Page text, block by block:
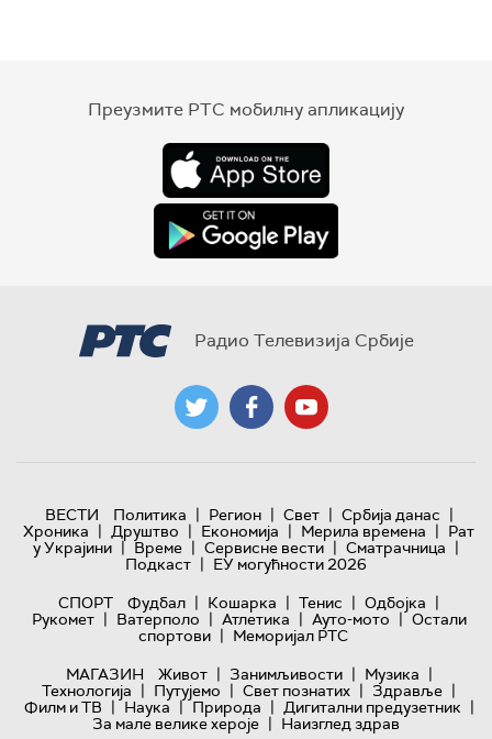
Преузмите РТС мобилну апликацију
Радио Телевизија Србије
ВЕСТИ Политика | Регион | Свет | Србија данас |
Хроника | Друштво | Економија | Мерила времена | Рат
у Украјини | Време | Сервисне вести | Сматрачница |
Подкаст | ЕУ могућности 2026
СПОРТ
Фудбал | Кошарка | Тенис | Одбојка |
Рукомет | Ватерполо | Атлетика | Ауто-мото | Остали
спортови | Меморијал РТС
МАГАЗИН
Живот | Занимљивости | Музика |
Технологијa | Путујемо | Свет познатих | Здравље |
Филм и ТВ | Наука | Природа | Дигитални предузетник |
За мале велике хероје | Наизглед здрав